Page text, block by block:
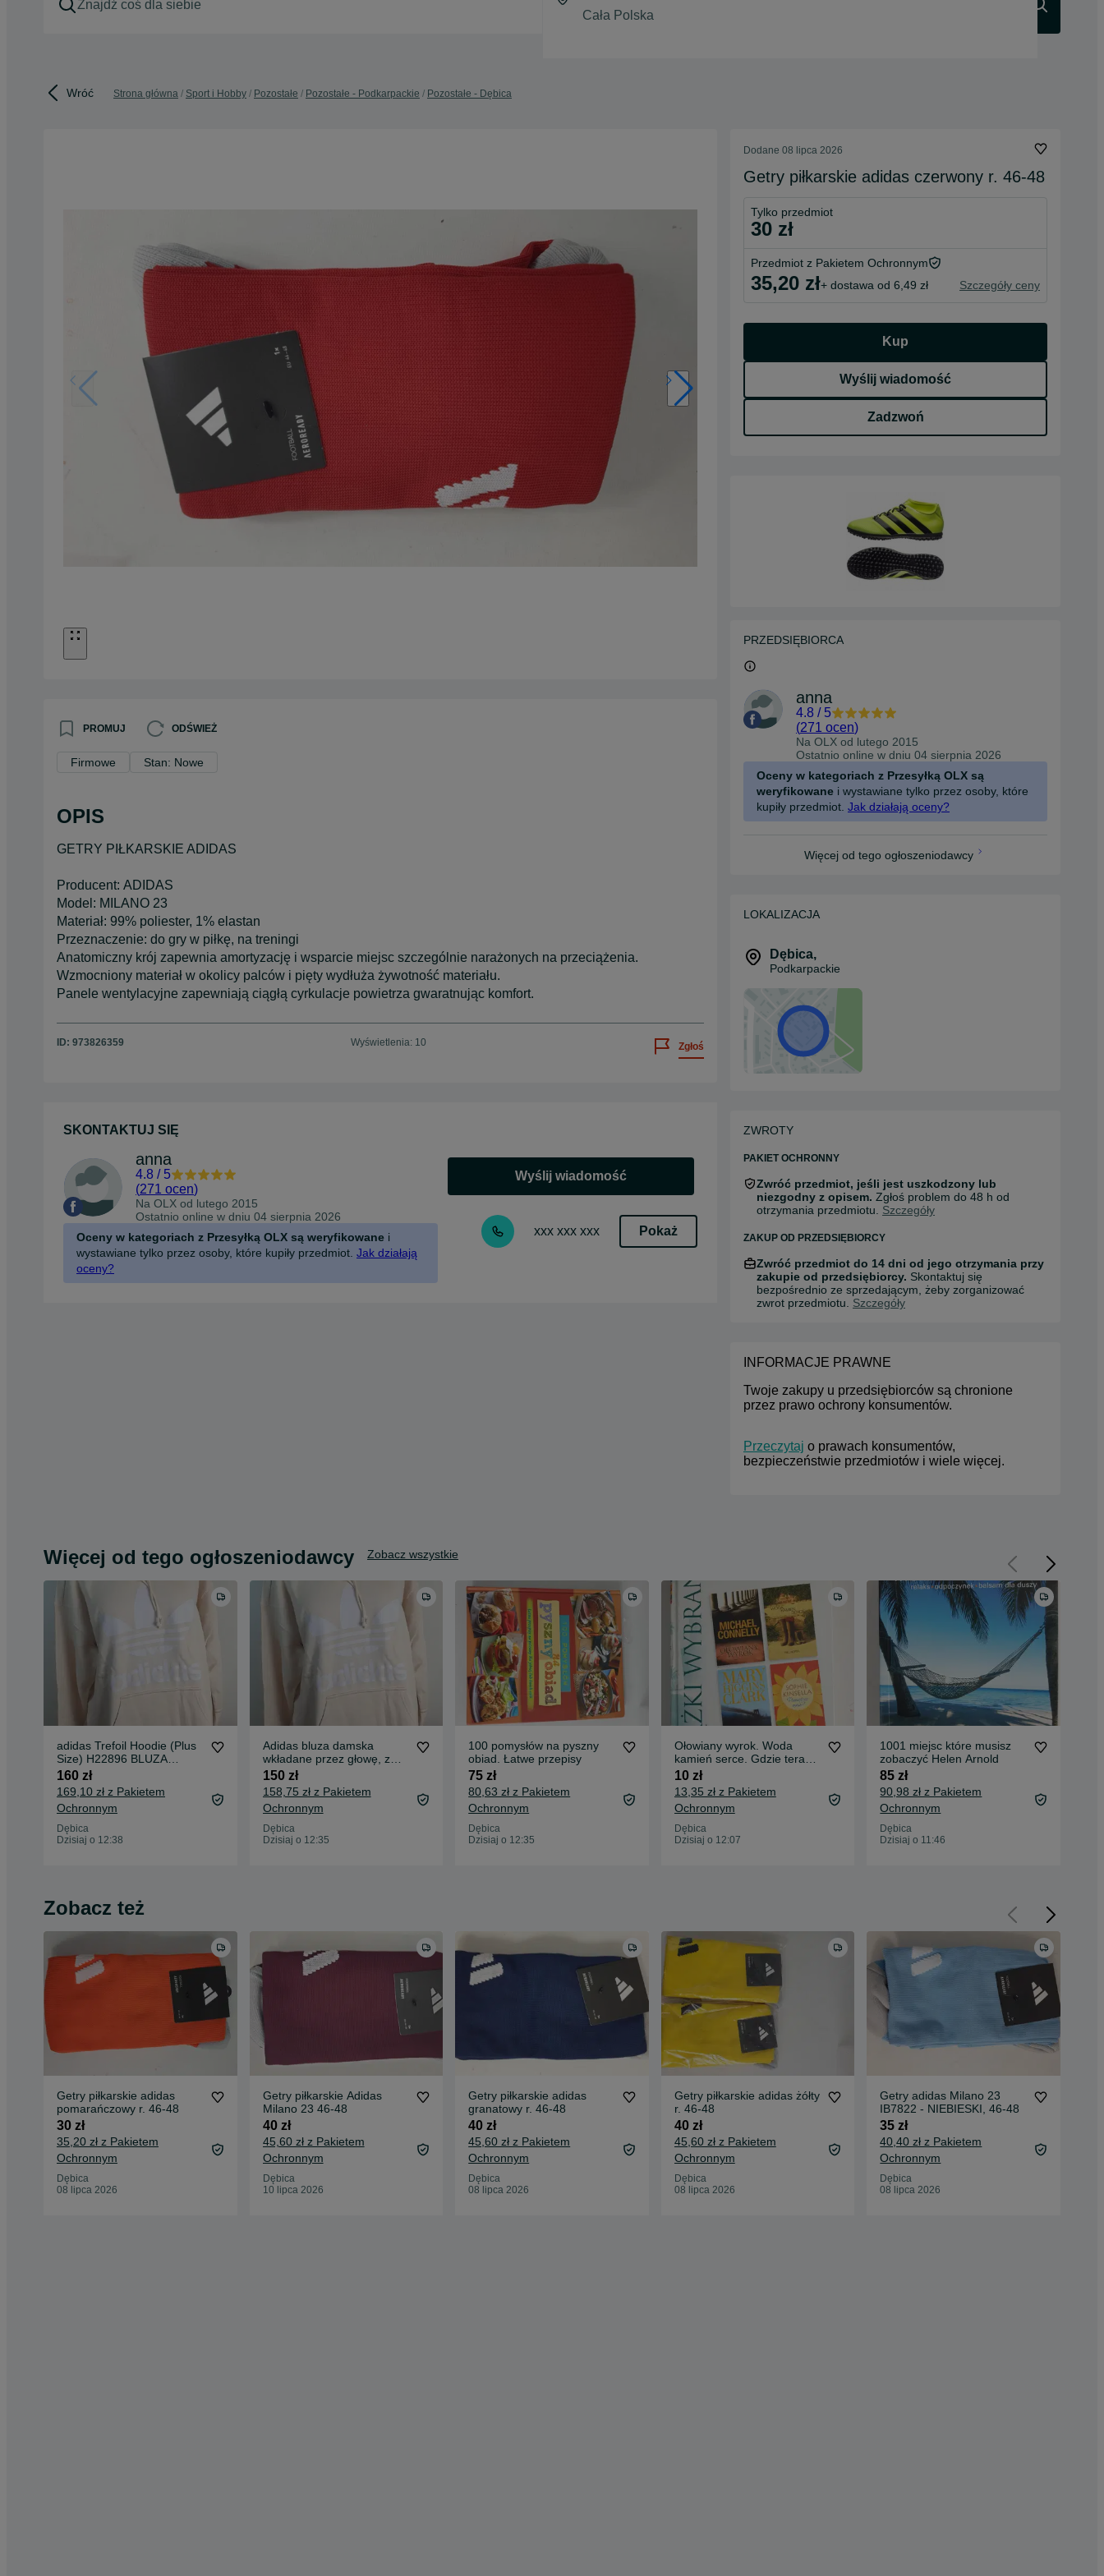
Wróć Strona główna Sport i Hobby Pozostałe Pozostałe - Podkarpackie Pozostałe - Dębica
PROMUJ ODŚWIEŻ
Firmowe Stan: Nowe
OPIS
GETRY PIŁKARSKIE ADIDAS
Producent: ADIDAS
Model: MILANO 23
Materiał: 99% poliester, 1% elastan
Przeznaczenie: do gry w piłkę, na treningi
Anatomiczny krój zapewnia amortyzację i wsparcie miejsc szczególnie narażonych na przeciążenia.
Wzmocniony materiał w okolicy palców i pięty wydłuża żywotność materiału.
Panele wentylacyjne zapewniają ciągłą cyrkulacje powietrza gwaratnując komfort.
ID: 973826359 Wyświetlenia: 10 Zgłoś
SKONTAKTUJ SIĘ
anna
4.8 / 5
(271 ocen)
Na OLX od lutego 2015
Ostatnio online w dniu 04 sierpnia 2026
Oceny w kategoriach z Przesyłką OLX są weryfikowane i
wystawiane tylko przez osoby, które kupiły przedmiot. Jak działają
oceny?
Wyślij wiadomość
xxx xxx xxx Pokaż
Dodane 08 lipca 2026
Getry piłkarskie adidas czerwony r. 46-48
Tylko przedmiot
30 zł
Przedmiot z Pakietem Ochronnym
35,20 zł+ dostawa od 6,49 zł Szczegóły ceny
Kup
Wyślij wiadomość
Zadzwoń
PRZEDSIĘBIORCA
anna
4.8 / 5
(271 ocen)
Na OLX od lutego 2015
Ostatnio online w dniu 04 sierpnia 2026
Oceny w kategoriach z Przesyłką OLX są
weryfikowane i wystawiane tylko przez osoby, które
kupiły przedmiot. Jak działają oceny?
Więcej od tego ogłoszeniodawcy
LOKALIZACJA
Dębica,
Podkarpackie
ZWROTY
PAKIET OCHRONNY
Zwróć przedmiot, jeśli jest uszkodzony lub
niezgodny z opisem. Zgłoś problem do 48 h od
otrzymania przedmiotu. Szczegóły
ZAKUP OD PRZEDSIĘBIORCY
Zwróć przedmiot do 14 dni od jego otrzymania przy
zakupie od przedsiębiorcy. Skontaktuj się
bezpośrednio ze sprzedającym, żeby zorganizować
zwrot przedmiotu. Szczegóły
INFORMACJE PRAWNE
Twoje zakupy u przedsiębiorców są chronione
przez prawo ochrony konsumentów.
Przeczytaj o prawach konsumentów,
bezpieczeństwie przedmiotów i wiele więcej.
Więcej od tego ogłoszeniodawcy Zobacz wszystkie
adidas Trefoil Hoodie (Plus
Size) H22896 BLUZA
DAMSKA 3XL
160 zł
169,10 zł z Pakietem
Ochronnym
Dębica
Dzisiaj o 12:38
Adidas bluza damska
wkładane przez głowę, z
kapturem rozmiar 46/48 xl
150 zł
158,75 zł z Pakietem
Ochronnym
Dębica
Dzisiaj o 12:35
100 pomysłów na pyszny
obiad. Łatwe przepisy
75 zł
80,63 zł z Pakietem
Ochronnym
Dębica
Dzisiaj o 12:35
Ołowiany wyrok. Woda
kamień serce. Gdzie teraz
jesteś? Pamiętasz mnie?
10 zł
13,35 zł z Pakietem
Ochronnym
Dębica
Dzisiaj o 12:07
1001 miejsc które musisz
zobaczyć Helen Arnold
85 zł
90,98 zł z Pakietem
Ochronnym
Dębica
Dzisiaj o 11:46
Zobacz też
Getry piłkarskie adidas
pomarańczowy r. 46-48
30 zł
35,20 zł z Pakietem
Ochronnym
Dębica
08 lipca 2026
Getry piłkarskie Adidas
Milano 23 46-48
40 zł
45,60 zł z Pakietem
Ochronnym
Dębica
10 lipca 2026
Getry piłkarskie adidas
granatowy r. 46-48
40 zł
45,60 zł z Pakietem
Ochronnym
Dębica
08 lipca 2026
Getry piłkarskie adidas żółty
r. 46-48
40 zł
45,60 zł z Pakietem
Ochronnym
Dębica
08 lipca 2026
Getry adidas Milano 23
IB7822 - NIEBIESKI, 46-48
35 zł
40,40 zł z Pakietem
Ochronnym
Dębica
08 lipca 2026